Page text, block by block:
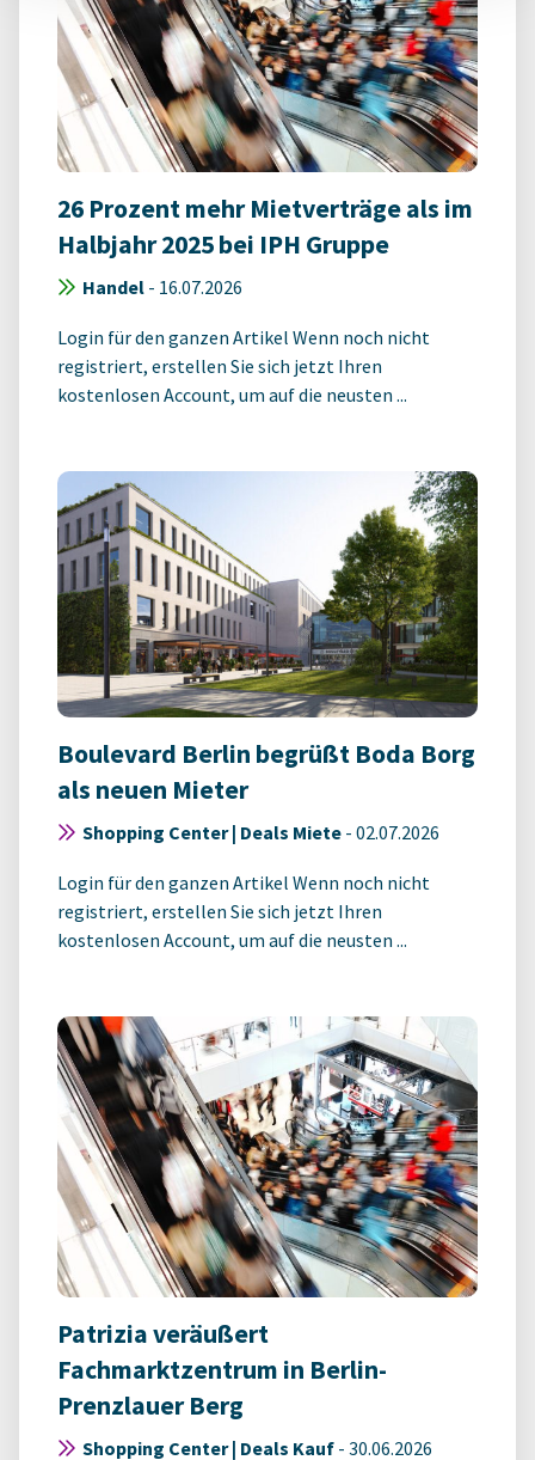
26 Prozent mehr Mietverträge als im
Halbjahr 2025 bei IPH Gruppe
Handel - 16.07.2026
Login für den ganzen Artikel Wenn noch nicht
registriert, erstellen Sie sich jetzt Ihren
kostenlosen Account, um auf die neusten ...
Boulevard Berlin begrüßt Boda Borg
als neuen Mieter
Shopping Center | Deals Miete - 02.07.2026
Login für den ganzen Artikel Wenn noch nicht
registriert, erstellen Sie sich jetzt Ihren
kostenlosen Account, um auf die neusten ...
Patrizia veräußert
Fachmarktzentrum in Berlin-
Prenzlauer Berg
Shopping Center | Deals Kauf - 30.06.2026